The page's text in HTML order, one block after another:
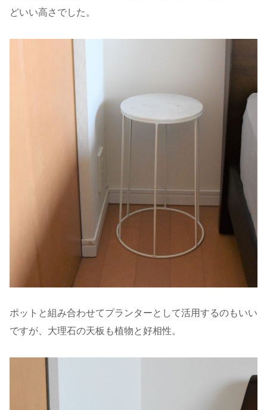
どいい高さでした。
ポットと組み合わせてプランターとして活用するのもいい
ですが、大理石の天板も植物と好相性。